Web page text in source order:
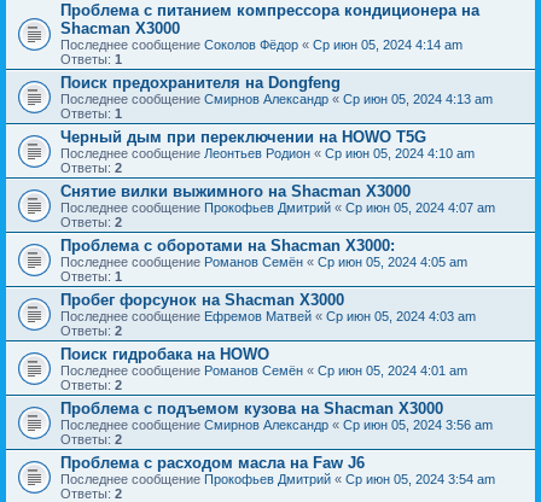
Проблема с питанием компрессора кондиционера на
Shacman X3000
Последнее сообщение Соколов Фёдор « Ср июн 05, 2024 4:14 am
Ответы: 1
Поиск предохранителя на Dongfeng
Последнее сообщение Смирнов Александр « Ср июн 05, 2024 4:13 am
Ответы: 1
Черный дым при переключении на HOWO T5G
Последнее сообщение Леонтьев Родион « Ср июн 05, 2024 4:10 am
Ответы: 2
Снятие вилки выжимного на Shacman X3000
Последнее сообщение Прокофьев Дмитрий « Ср июн 05, 2024 4:07 am
Ответы: 2
Проблема с оборотами на Shacman X3000:
Последнее сообщение Романов Семён « Ср июн 05, 2024 4:05 am
Ответы: 1
Пробег форсунок на Shacman X3000
Последнее сообщение Ефремов Матвей « Ср июн 05, 2024 4:03 am
Ответы: 2
Поиск гидробака на HOWO
Последнее сообщение Романов Семён « Ср июн 05, 2024 4:01 am
Ответы: 2
Проблема с подъемом кузова на Shacman X3000
Последнее сообщение Смирнов Александр « Ср июн 05, 2024 3:56 am
Ответы: 2
Проблема с расходом масла на Faw J6
Последнее сообщение Прокофьев Дмитрий « Ср июн 05, 2024 3:54 am
Ответы: 2